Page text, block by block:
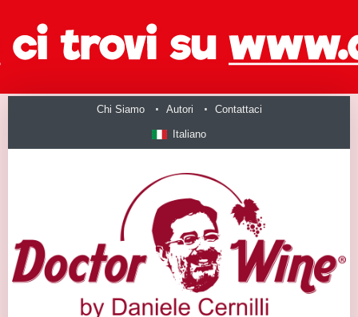
Chi Siamo Autori Contattaci
Italiano